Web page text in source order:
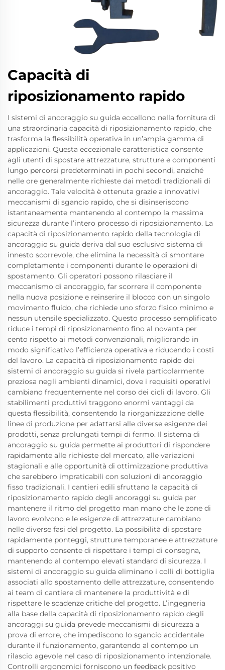
Capacità di
riposizionamento rapido
I sistemi di ancoraggio su guida eccellono nella fornitura di
una straordinaria capacità di riposizionamento rapido, che
trasforma la flessibilità operativa in un’ampia gamma di
applicazioni. Questa eccezionale caratteristica consente
agli utenti di spostare attrezzature, strutture e componenti
lungo percorsi predeterminati in pochi secondi, anziché
nelle ore generalmente richieste dai metodi tradizionali di
ancoraggio. Tale velocità è ottenuta grazie a innovativi
meccanismi di sgancio rapido, che si disinseriscono
istantaneamente mantenendo al contempo la massima
sicurezza durante l’intero processo di riposizionamento. La
capacità di riposizionamento rapido della tecnologia di
ancoraggio su guida deriva dal suo esclusivo sistema di
innesto scorrevole, che elimina la necessità di smontare
completamente i componenti durante le operazioni di
spostamento. Gli operatori possono rilasciare il
meccanismo di ancoraggio, far scorrere il componente
nella nuova posizione e reinserire il blocco con un singolo
movimento fluido, che richiede uno sforzo fisico minimo e
nessun utensile specializzato. Questo processo semplificato
riduce i tempi di riposizionamento fino al novanta per
cento rispetto ai metodi convenzionali, migliorando in
modo significativo l’efficienza operativa e riducendo i costi
del lavoro. La capacità di riposizionamento rapido dei
sistemi di ancoraggio su guida si rivela particolarmente
preziosa negli ambienti dinamici, dove i requisiti operativi
cambiano frequentemente nel corso dei cicli di lavoro. Gli
stabilimenti produttivi traggono enormi vantaggi da
questa flessibilità, consentendo la riorganizzazione delle
linee di produzione per adattarsi alle diverse esigenze dei
prodotti, senza prolungati tempi di fermo. Il sistema di
ancoraggio su guida permette ai produttori di rispondere
rapidamente alle richieste del mercato, alle variazioni
stagionali e alle opportunità di ottimizzazione produttiva
che sarebbero impraticabili con soluzioni di ancoraggio
fisso tradizionali. I cantieri edili sfruttano la capacità di
riposizionamento rapido degli ancoraggi su guida per
mantenere il ritmo del progetto man mano che le zone di
lavoro evolvono e le esigenze di attrezzature cambiano
nelle diverse fasi del progetto. La possibilità di spostare
rapidamente ponteggi, strutture temporanee e attrezzature
di supporto consente di rispettare i tempi di consegna,
mantenendo al contempo elevati standard di sicurezza. I
sistemi di ancoraggio su guida eliminano i colli di bottiglia
associati allo spostamento delle attrezzature, consentendo
ai team di cantiere di mantenere la produttività e di
rispettare le scadenze critiche del progetto. L’ingegneria
alla base della capacità di riposizionamento rapido degli
ancoraggi su guida prevede meccanismi di sicurezza a
prova di errore, che impediscono lo sgancio accidentale
durante il funzionamento, garantendo al contempo un
rilascio agevole nel caso di riposizionamento intenzionale.
Controlli ergonomici forniscono un feedback positivo